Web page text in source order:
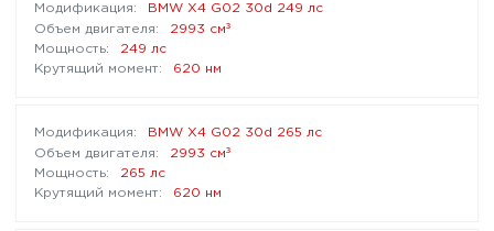
BMW X4 G02 30d 249 лс
2993 см³
249 лс
620 нм
BMW X4 G02 30d 265 лс
2993 см³
265 лс
620 нм